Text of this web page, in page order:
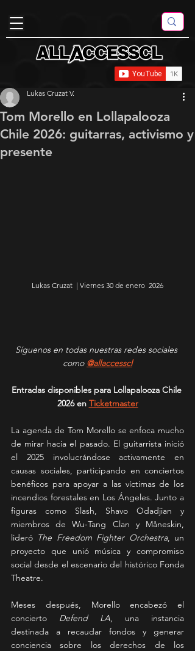
Tom Morello en Lollapalooza
Chile 2026: guitarras, activismo y
presente
Lukas Cruzat V.
Lukas Cruzat  | Viernes 30 de enero  2026
Síguenos en todas nuestras redes sociales
como @allaccesscl
Entradas disponibles para Lollapalooza Chile
2026 en Ticketmaster
La agenda de Tom Morello se enfoca mucho
de mirar hacia el pasado. El guitarrista inició
el 2025 involucrándose activamente en
causas sociales, participando en conciertos
benéficos para apoyar a las víctimas de los
incendios forestales en Los Ángeles. Junto a
figuras como Slash, Shavo Odadjian y
miembros de Wu-Tang Clan y Måneskin,
lideró The Freedom Fighter Orchestra, un
proyecto que unió música y compromiso
social desde el escenario del histórico Fonda
Theatre.
Meses después, Morello encabezó el
concierto Defend LA, una instancia
destinada a recaudar fondos y generar
conciencia sobre los derechos de los